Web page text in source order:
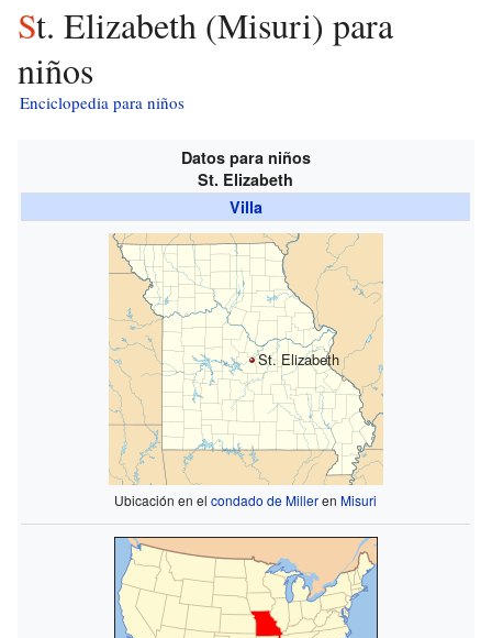
St. Elizabeth (Misuri) para
niños
Enciclopedia para niños
Datos para niños
St. Elizabeth
Villa
St. Elizabeth
Ubicación en elcondado de MillerenMisuri